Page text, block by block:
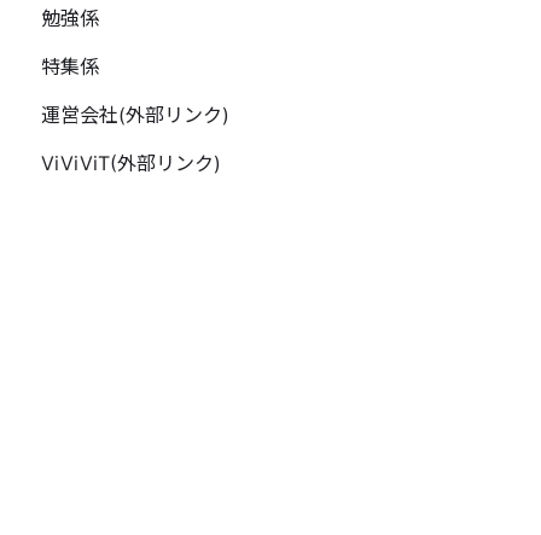
勉強係
特集係
運営会社(外部リンク)
ViViViT(外部リンク)